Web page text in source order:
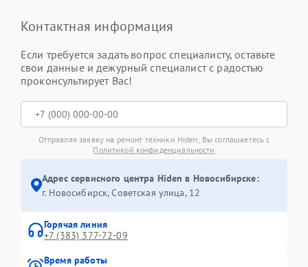
Контактная информация
Если требуется задать вопрос специалисту, оставьте
свои данные и дежурный специалист с радостью
проконсультирует Вас!
Отправляя заявку на ремонт техники Hiden, Вы соглашаетесь с
Политикой конфиденциальности
Адрес сервисного центра Hiden в Новосибирске:
г. Новосибирск, Советская улица, 12
Горячая линия
+7 (383) 377-72-09
Время работы